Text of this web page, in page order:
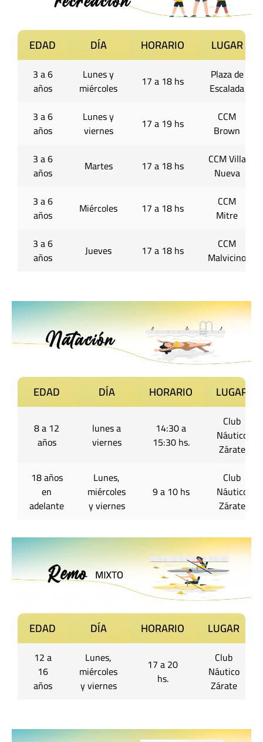
EDAD DÍA HORARIO LUGAR
3 a 6
años
Lunes y
miércoles
17 a 18 hs
Plaza de
Escalada
3 a 6
años
Lunes y
viernes
17 a 19 hs
CCM
Brown
3 a 6
años
Martes 17 a 18 hs
CCM Villa
Nueva
3 a 6
años
Miércoles 17 a 18 hs
CCM
Mitre
3 a 6
años
Jueves 17 a 18 hs
CCM
Malvicino
EDAD DÍA HORARIO LUGAR
12 a
16
años
Lunes,
miércoles
y viernes
17 a 20
hs.
Club
Náutico
Zárate
EDAD DÍA HORARIO LUGAR
8 a 12
años
lunes a
viernes
14:30 a
15:30 hs.
Club
Náutico
Zárate
18 años
en
adelante
Lunes,
miércoles
y viernes
9 a 10 hs
Club
Náutico
Zárate